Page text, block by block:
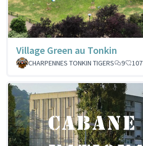
Village Green au Tonkin
CHARPENNES TONKIN TIGERS
9 107